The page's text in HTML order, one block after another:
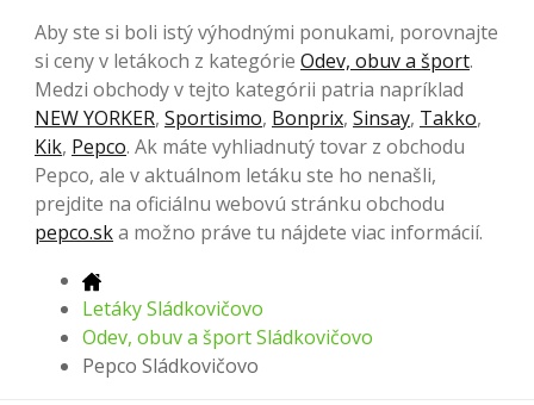
Aby ste si boli istý výhodnými ponukami, porovnajte
si ceny v letákoch z kategórie Odev, obuv a šport.
Medzi obchody v tejto kategórii patria napríklad
NEW YORKER, Sportisimo, Bonprix, Sinsay, Takko,
Kik, Pepco. Ak máte vyhliadnutý tovar z obchodu
Pepco, ale v aktuálnom letáku ste ho nenašli,
prejdite na oficiálnu webovú stránku obchodu
pepco.ska možno práve tu nájdete viac informácií.
Letáky Sládkovičovo
Odev, obuv a šport Sládkovičovo
Pepco Sládkovičovo